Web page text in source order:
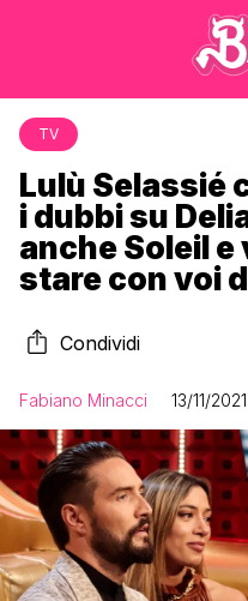
TV
Lulù Selassié
i dubbi su
anche Soleil e
stare con voi
Condividi
Fabiano Minacci 13/11/2021